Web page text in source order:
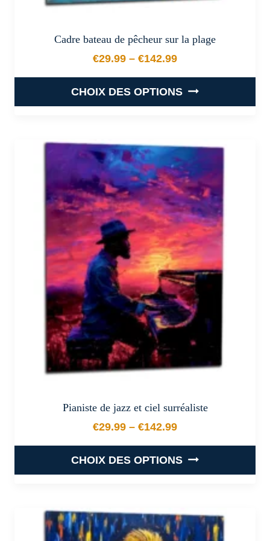
Cadre bateau de pêcheur sur la plage
€29.99 – €142.99
Plage de prix : €29.99 à
CHOIX DES OPTIONS
a
plusieurs
variations.
Les
options
peuvent
choisies
sur
la
page
du
produit
Pianiste de jazz et ciel surréaliste
€29.99 – €142.99
Plage de prix : €29.99 à
CHOIX DES OPTIONS
a
plusieurs